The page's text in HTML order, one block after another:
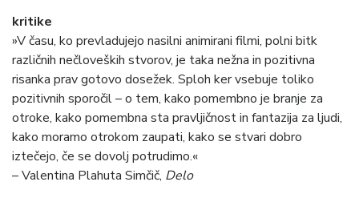
kritike
»V času, ko prevladujejo nasilni animirani filmi, polni bitk
različnih nečloveških stvorov, je taka nežna in pozitivna
risanka prav gotovo dosežek. Sploh ker vsebuje toliko
pozitivnih sporočil – o tem, kako pomembno je branje za
otroke, kako pomembna sta pravljičnost in fantazija za ljudi,
kako moramo otrokom zaupati, kako se stvari dobro
iztečejo, če se dovolj potrudimo.«
– Valentina Plahuta Simčič, Delo